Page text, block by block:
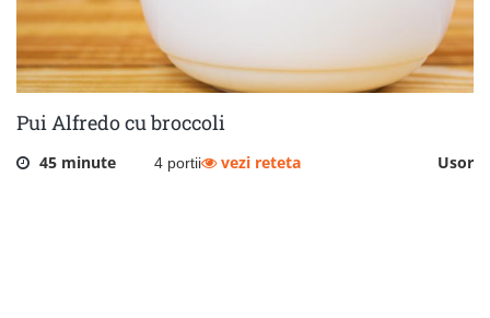
Pui Alfredo cu broccoli
45 minute 4 portii Usor
vezi reteta